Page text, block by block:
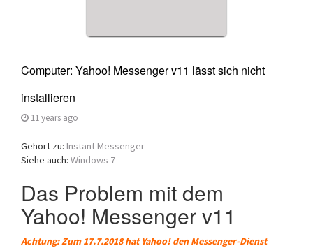
Computer: Yahoo! Messenger v11 lässt sich nicht
installieren
11 years ago
Gehört zu: Instant Messenger
Siehe auch: Windows 7
Das Problem mit dem
Yahoo! Messenger v11
Achtung: Zum 17.7.2018 hat Yahoo! den Messenger-Dienst